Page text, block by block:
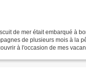
de mer était embarqué à
de plusieurs mois à la
à l'occasion de mes